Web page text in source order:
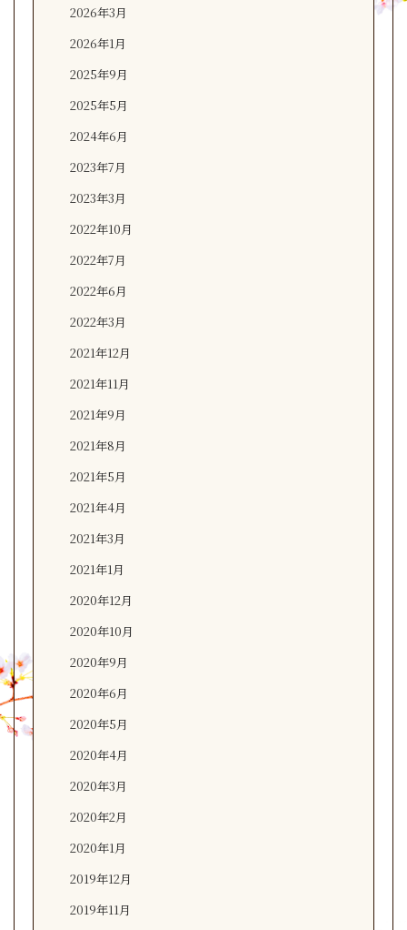
2026年3月
2026年1月
2025年9月
2025年5月
2024年6月
2023年7月
2023年3月
2022年10月
2022年7月
2022年6月
2022年3月
2021年12月
2021年11月
2021年9月
2021年8月
2021年5月
2021年4月
2021年3月
2021年1月
2020年12月
2020年10月
2020年9月
2020年6月
2020年5月
2020年4月
2020年3月
2020年2月
2020年1月
2019年12月
2019年11月